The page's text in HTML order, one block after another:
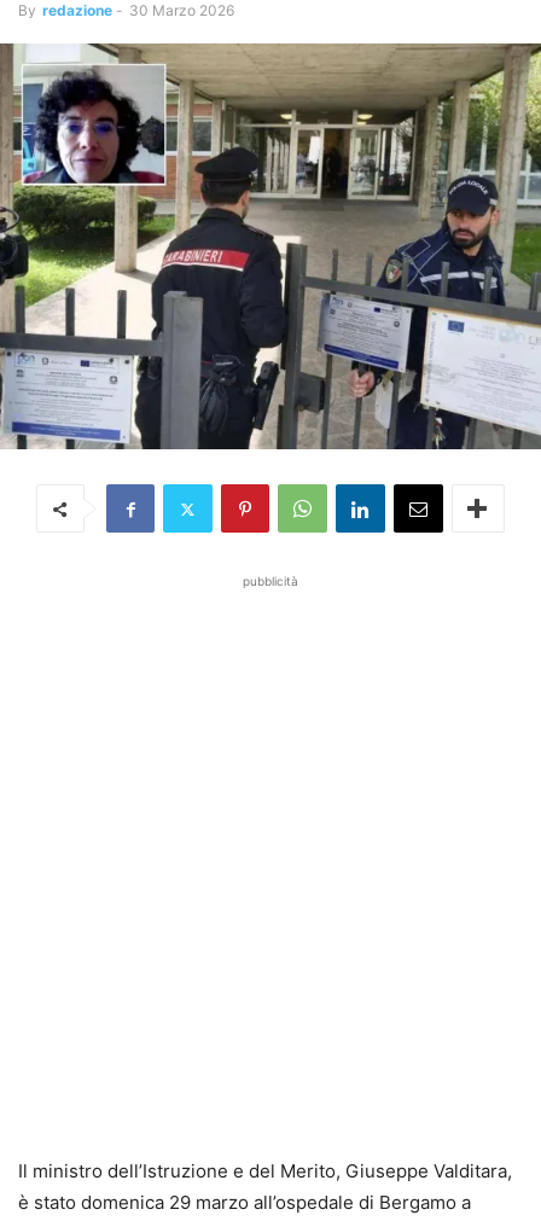
By redazione - 30 Marzo 2026
pubblicità
Il ministro dell’Istruzione e del Merito, Giuseppe Valditara,
è stato domenica 29 marzo all’ospedale di Bergamo a